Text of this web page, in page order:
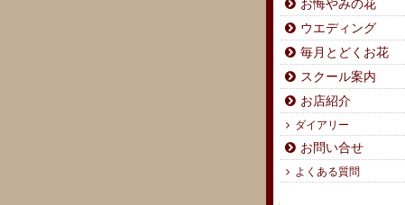
お悔やみの花
ウエディング
毎月とどくお花
スクール案内
お店紹介
ダイアリー
お問い合せ
よくある質問